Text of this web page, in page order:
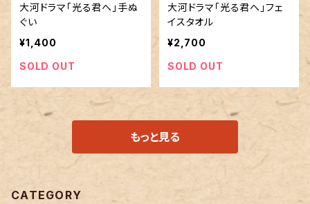
大河ドラマ「光る君へ」手ぬ
ぐい
¥1,400
SOLD OUT
大河ドラマ「光る君へ」フェ
イスタオル
¥2,700
SOLD OUT
もっと見る
CATEGORY